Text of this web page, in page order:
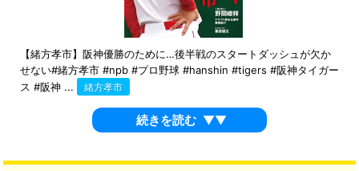
【緒方孝市】阪神優勝のために…後半戦のスタートダッシュが欠か
せない#緒方孝市 #npb #プロ野球 #hanshin #tigers #阪神タイガー
ス #阪神 ...
緒方孝市
続きを読む ▼▼